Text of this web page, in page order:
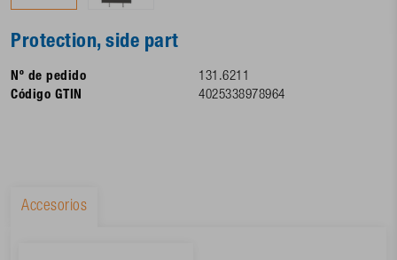
Protection, side part
Nº de pedido
131.6211
Código GTIN
4025338978964
Accesorios